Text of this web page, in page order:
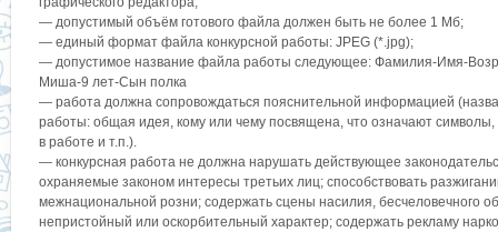
— допустимый объём готового файла должен быть не более 1 Мб;
— единый формат файла конкурсной работы: JPEG (*.jpg);
— допустимое название файла работы следующее: Фамилия-Имя-
Миша-9 лет-Сын полка
— работа должна сопровождаться пояснительной информацией
работы: общая идея, кому или чему посвящена, что означают
в работе и т.п.).
— конкурсная работа не должна нарушать действующее
охраняемые законом интересы третьих лиц; способствовать
межнациональной розни; содержать сцены насилия, бесчеловечного
непристойный или оскорбительный характер; содержать рекламу